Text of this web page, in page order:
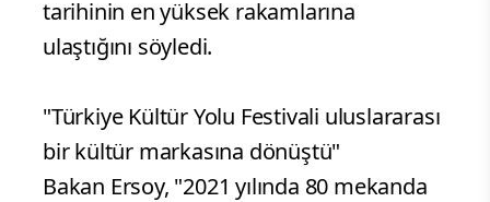
tarihinin en yüksek rakamlarına
ulaştığını söyledi.
"Türkiye Kültür Yolu Festivali uluslararası
bir kültür markasına dönüştü"
Bakan Ersoy, "2021 yılında 80 mekanda